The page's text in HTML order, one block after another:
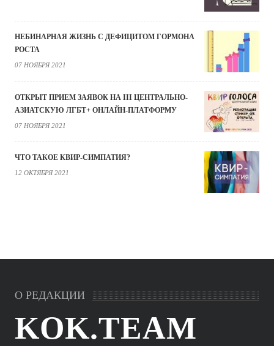
НЕБИНАРНАЯ ЖИЗНЬ С ДЕФИЦИТОМ ГОРМОНА
РОСТА
07 НОЯБРЯ 2021
ОТКРЫТ ПРИЕМ ЗАЯВОК НА III ЦЕНТРАЛЬНО-
АЗИАТСКУЮ ЛГБТ+ ОНЛАЙН-ПЛАТФОРМУ
07 НОЯБРЯ 2021
ЧТО ТАКОЕ КВИР-СИМПАТИЯ?
12 ОКТЯБРЯ 2021
О РЕДАКЦИИ
KOK.TEAM